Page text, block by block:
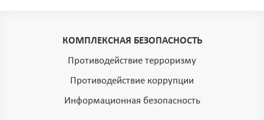
КОМПЛЕКСНАЯ БЕЗОПАСНОСТЬ
Противодействие терроризму
Противодействие коррупции
Информационная безопасность